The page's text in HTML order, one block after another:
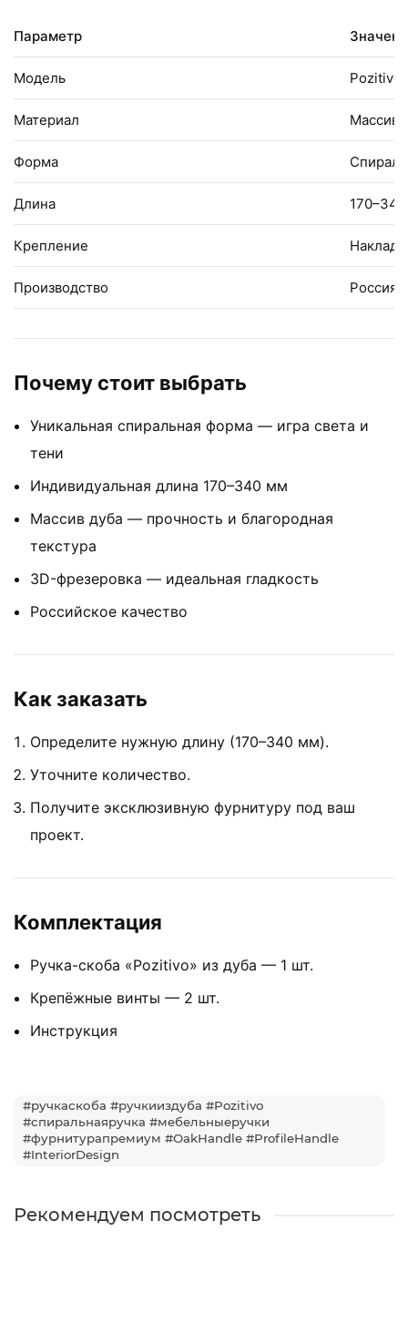
Параметр
Модель Pozitivo
Материал Массив
Форма
Длина
Крепление
Производство Россия
Почему стоит выбрать
Уникальная спиральная форма — игра света и
тени
Индивидуальная длина 170–340 мм
Массив дуба — прочность и благородная
текстура
3D-фрезеровка — идеальная гладкость
Российское качество
Как заказать
Определите нужную длину (170–340 мм).
Уточните количество.
Получите эксклюзивную фурнитуру под ваш
проект.
Комплектация
Ручка-скоба «Pozitivo» из дуба — 1 шт.
Крепёжные винты — 2 шт.
Инструкция
#ручкаскоба #ручкииздуба #Pozitivo
#спиральнаяручка #мебельныеручки
#фурнитурапремиум #OakHandle #ProfileHandle
#InteriorDesign
Рекомендуем посмотреть